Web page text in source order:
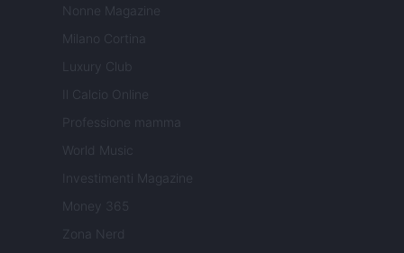
Nonne Magazine
Milano Cortina
Luxury Club
Il Calcio Online
Professione mamma
World Music
Investimenti Magazine
Money 365
Zona Nerd